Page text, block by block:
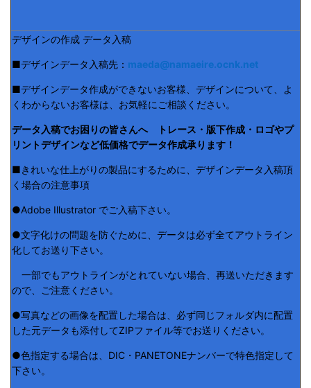
デザインの作成 データ入稿
■デザインデータ入稿先： maeda@namaeire.ocnk.net
■デザインデータ作成ができないお客様、デザインについて、よ
くわからないお客様は、お気軽にご相談ください。
データ入稿でお困りの皆さんへ トレース・版下作成・ロゴやプ
リントデザインなど低価格でデータ作成承ります！
■きれいな仕上がりの製品にするために、デザインデータ入稿頂
く場合の注意事項
●Adobe Illustrator でご入稿下さい。
●文字化けの問題を防ぐために、データは必ず全てアウトライン
化してお送り下さい。
一部でもアウトラインがとれていない場合、再送いただきます
ので、ご注意ください。
●写真などの画像を配置した場合は、必ず同じフォルダ内に配置
した元データも添付してZIPファイル等でお送りください。
●色指定する場合は、DIC・PANETONEナンバーで特色指定して
下さい。